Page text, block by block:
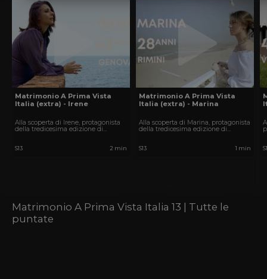
Matrimonio A Prima Vista
Italia (extra) - Irene
Alla scoperta di Irene, protagonista
della tredicesima edizione di
S13 2 min
Matrimonio A Prima Vista
Italia (extra) - Marina
Alla scoperta di Marina, protagonista
della tredicesima edizione di
S13 1 min
Matrimonio A Prima Vista Italia 13 | Tutte le
puntate